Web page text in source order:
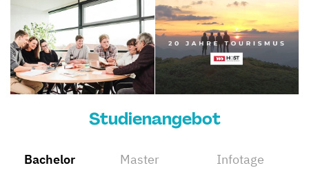
Studienangebot
Bachelor Master Infotage